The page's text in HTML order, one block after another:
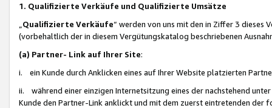
1. Qualifizierte Verkäufe und Qualifizierte Umsätze
Qualifizierte Verkäufe“ werden von uns mit den in Ziffer 3
(vorbehaltlich der in diesem Vergütungskatalog beschriebenen
(a) Partner- Link auf Ihrer Site:
i. ein Kunde durch Anklicken eines auf Ihrer Website platzierten
ii. während einer einzigen Internetsitzung eines der nachstehend
Kunde den Partner-Link anklickt und mit dem zuerst eintretenden der